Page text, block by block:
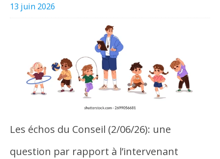
13 juin 2026
Les échos du Conseil (2/06/26): une
question par rapport à l’intervenant